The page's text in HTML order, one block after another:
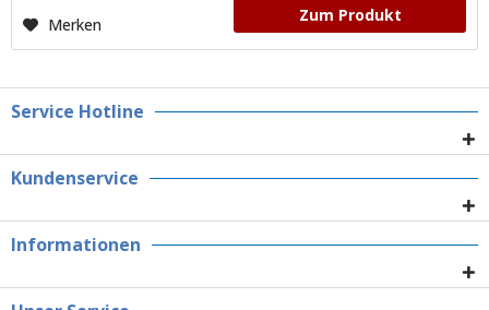
Merken Zum Produkt
Service Hotline
Kundenservice
Informationen